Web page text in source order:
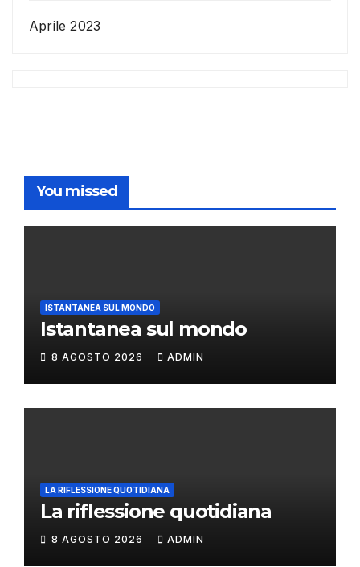
Aprile 2023
You missed
ISTANTANEA SUL MONDO
Istantanea sul mondo
8 AGOSTO 2026 ADMIN
LA RIFLESSIONE QUOTIDIANA
La riflessione quotidiana
8 AGOSTO 2026 ADMIN